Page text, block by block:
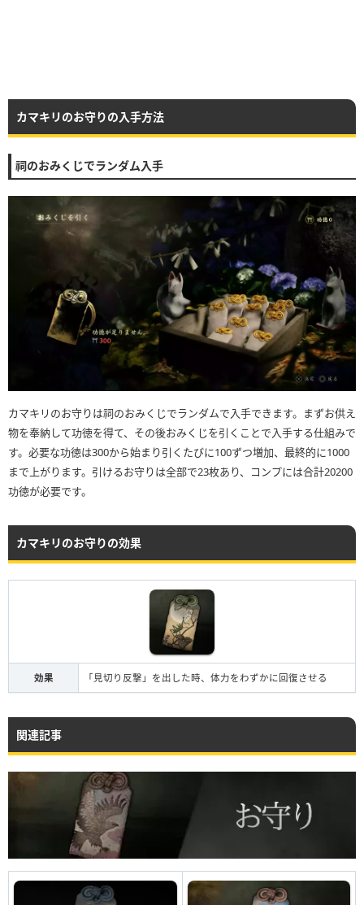
カマキリのお守りの入手方法
祠のおみくじでランダム入手
カマキリのお守りは祠のおみくじでランダムで入手できます。まずお供え
物を奉納して功徳を得て、その後おみくじを引くことで入手する仕組みで
す。必要な功徳は300から始まり引くたびに100ずつ増加、最終的に1000
まで上がります。引けるお守りは全部で23枚あり、コンプには合計20200
功徳が必要です。
カマキリのお守りの効果
効果 「見切り反撃」を出した時、体力をわずかに回復させる
関連記事